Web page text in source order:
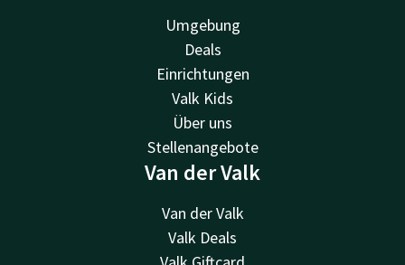
Umgebung
Deals
Einrichtungen
Valk Kids
Über uns
Stellenangebote
Van der Valk
Van der Valk
Valk Deals